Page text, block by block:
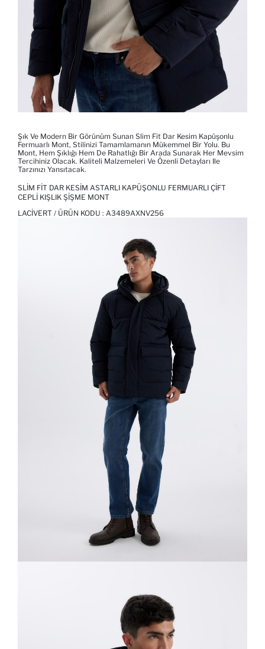
Şık Ve Modern Bir Görünüm Sunan Slim Fit Dar Kesim Kapüşonlu
Fermuarlı Mont, Stilinizi Tamamlamanın Mükemmel Bir Yolu. Bu
Mont, Hem Şıklığı Hem De Rahatlığı Bir Arada Sunarak Her Mevsim
Tercihiniz Olacak. Kaliteli Malzemeleri Ve Özenli Detayları Ile
Tarzınızı Yansıtacak.
SLIM FIT DAR KESIM ASTARLI KAPÜŞONLU FERMUARLI ÇIFT
CEPLI KIŞLIK ŞIŞME MONT
LACIVERT / ÜRÜN KODU : A3489AXNV256